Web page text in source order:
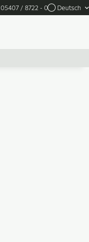
05407 / 8722 - 0 Deutsch